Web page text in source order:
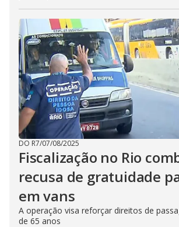
DO R7/07/08/2025
Fiscalização no Rio
recusa de gratuidade
em vans
A operação visa reforçar direitos de
de 65 anos